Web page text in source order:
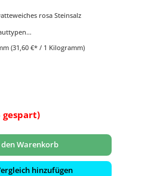
rosa Steinsalz
(31,60 €* / 1 Kilogramm)
gespart)
den Warenkorb
hinzufügen